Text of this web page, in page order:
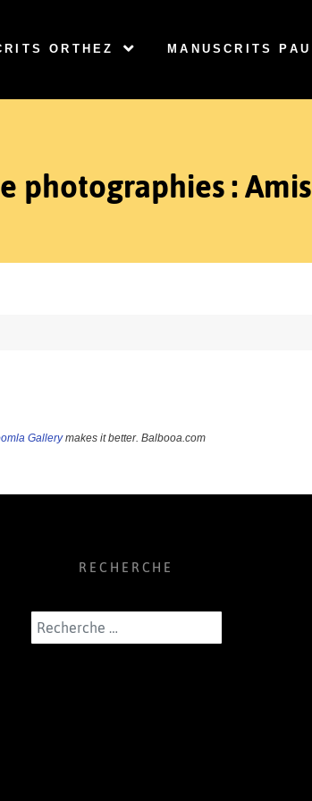
ORTHEZ MANUSCRITS PAU
photographies : Amis
Gallerymakes it better. Balbooa.com
RECHERCHE
Rechercher